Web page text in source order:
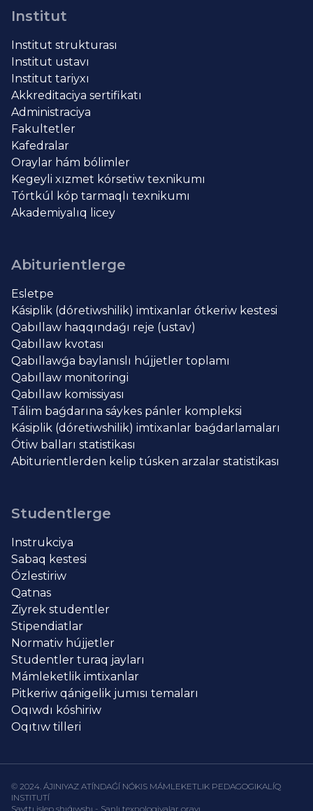
Institut
Institut strukturası
Institut ustavı
Institut tariyxı
Akkreditaciya sertifikatı
Administraciya
Fakultetler
Kafedralar
Oraylar hám bólimler
Kegeyli xızmet kórsetiw texnikumı
Tórtkúl kóp tarmaqlı texnikumı
Akademiyalıq licey
Abiturientlerge
Esletpe
Kásiplik (dóretiwshilik) imtixanlar ótkeriw kestesi
Qabıllaw haqqındaǵı reje (ustav)
Qabıllaw kvotası
Qabıllawǵa baylanıslı hújjetler toplamı
Qabıllaw monitoringi
Qabıllaw komissiyası
Tálim baǵdarına sáykes pánler kompleksi
Kásiplik (dóretiwshilik) imtixanlar baǵdarlamaları
Ótiw balları statistikası
Abiturientlerden kelip túsken arzalar statistikası
Studentlerge
Instrukciya
Sabaq kestesi
Ózlestiriw
Qatnas
Ziyrek studentler
Stipendiatlar
Normativ hújjetler
Studentler turaq jayları
Mámleketlik imtixanlar
Pitkeriw qánigelik jumısı temaları
Oqıwdı kóshiriw
Oqıtıw tilleri
© 2024. ÁJINIYAZ ATÍNDAǴÍ NÓKIS MÁMLEKETLIK PEDAGOGIKALÍQ
INSTITUTÍ
Sayttı islep shıǵıwshı - Sanlı texnologiyalar orayı.